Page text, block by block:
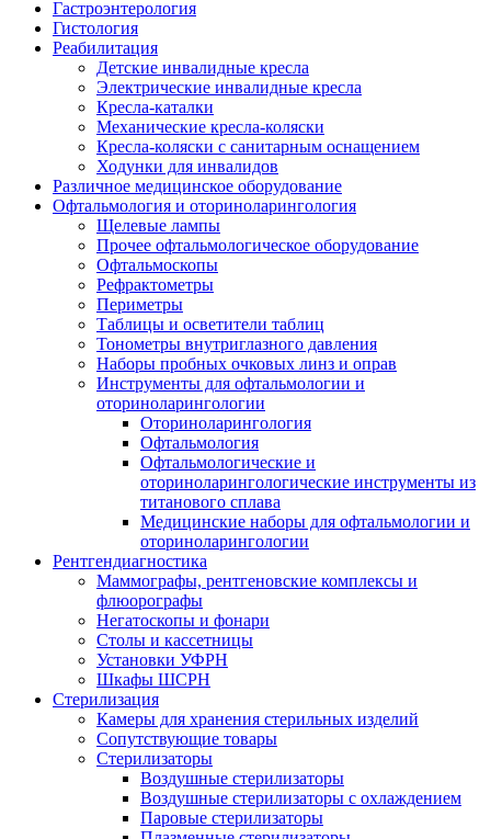
Гастроэнтерология
Гистология
Реабилитация
Детские инвалидные кресла
Электрические инвалидные кресла
Кресла-каталки
Механические кресла-коляски
Кресла-коляски с санитарным оснащением
Ходунки для инвалидов
Различное медицинское оборудование
Офтальмология и оториноларингология
Щелевые лампы
Прочее офтальмологическое оборудование
Офтальмоскопы
Рефрактометры
Периметры
Таблицы и осветители таблиц
Тонометры внутриглазного давления
Наборы пробных очковых линз и оправ
Инструменты для офтальмологии и
оториноларингологии
Оториноларингология
Офтальмология
Офтальмологические и
оториноларингологические инструменты из
титанового сплава
Медицинские наборы для офтальмологии и
оториноларингологии
Рентгендиагностика
Маммографы, рентгеновские комплексы и
флюорографы
Негатоскопы и фонари
Столы и кассетницы
Установки УФРН
Шкафы ШСРН
Стерилизация
Камеры для хранения стерильных изделий
Сопутствующие товары
Стерилизаторы
Воздушные стерилизаторы
Воздушные стерилизаторы с охлаждением
Паровые стерилизаторы